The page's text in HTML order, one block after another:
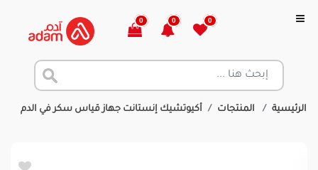
0
0
0
الرئيسية المنتجات أكيوتشيك إنستانت جهاز قياس سكر في الدم